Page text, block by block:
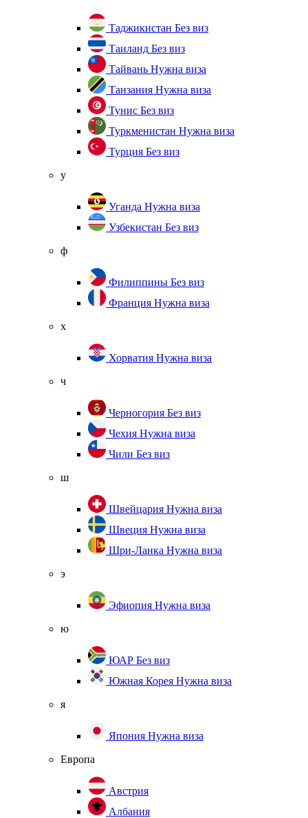
Таджикистан Без виз
Таиланд Без виз
Тайвань Нужна виза
Танзания Нужна виза
Тунис Без виз
Туркменистан Нужна виза
Турция Без виз
у
Уганда Нужна виза
Узбекистан Без виз
ф
Филиппины Без виз
Франция Нужна виза
х
Хорватия Нужна виза
ч
Черногория Без виз
Чехия Нужна виза
Чили Без виз
ш
Швейцария Нужна виза
Швеция Нужна виза
Шри-Ланка Нужна виза
э
Эфиопия Нужна виза
ю
ЮАР Без виз
Южная Корея Нужна виза
я
Япония Нужна виза
Европа
Австрия
Албания